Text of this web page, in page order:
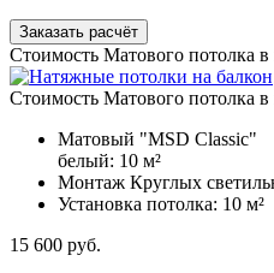
Заказать расчёт
Стоимость Матового потолка в
Стоимость Матового потолка в
Матовый "MSD Classic"
белый: 10 м²
Монтаж Круглых
Установка потолка: 10 м²
15 600 руб.